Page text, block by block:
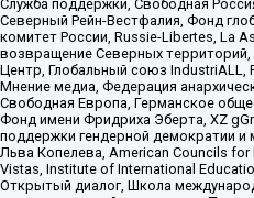
Служба поддержки, Свободная
Северный Рейн-Вестфалия, Фонд
комитет России, Russie-Libertes, La
возвращение Северных
Центр, Глобальный союз IndustriALL,
Мнение медиа, Федерация
Свободная Европа, Германское
Фонд имени Фридриха Эберта, XZ
поддержки гендерной демократии
Льва Копелева, American Councils for
Vistas, Institute of International
Открытый диалог, Школа